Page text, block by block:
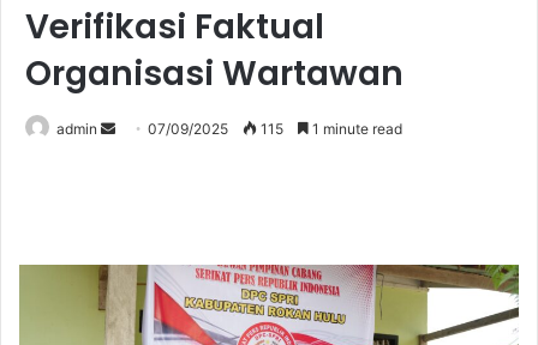
Verifikasi Faktual
Organisasi Wartawan
admin
Send07/09/2025 115 1 minute read